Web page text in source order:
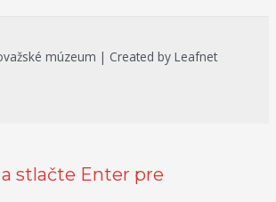
múzeum | Created by Leafnet
stlačte Enter pre